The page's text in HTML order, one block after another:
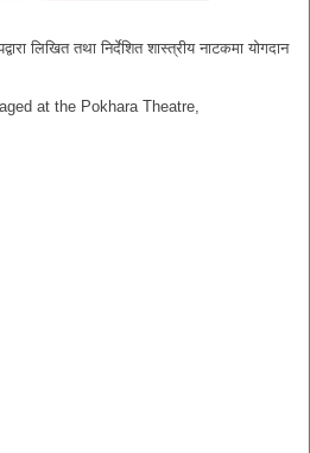
लिखित तथा निर्देशित शास्त्रीय नाटकमा योगदान
at the Pokhara Theatre,